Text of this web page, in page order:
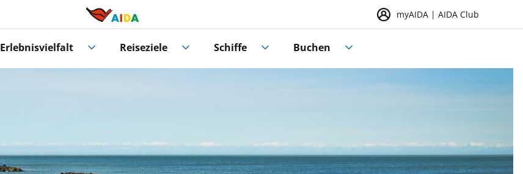
myAIDA | AIDA Club
Erlebnisvielfalt Reiseziele Schiffe Buchen